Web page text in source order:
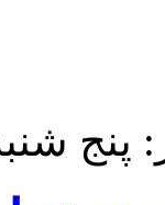
۱۵ مرداد ,